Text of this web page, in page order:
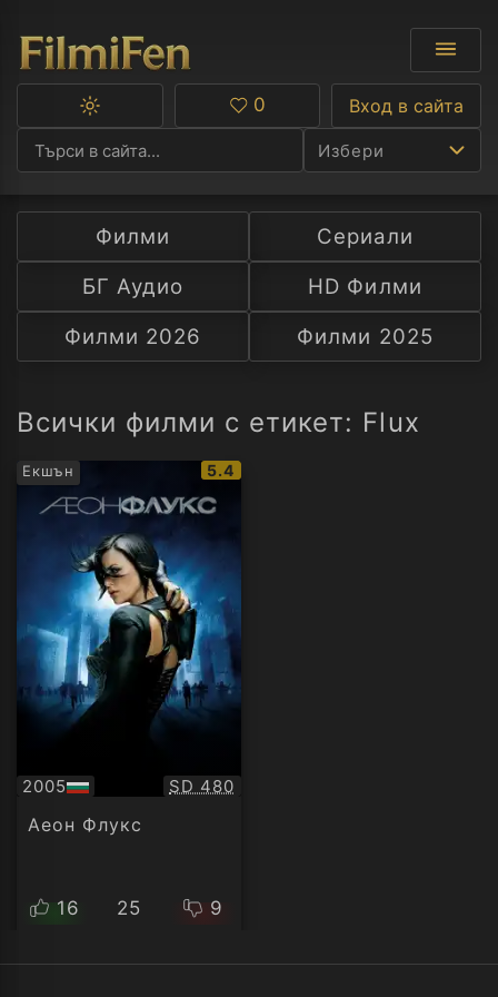
Избери
Ф
С
А
Превключване
тъмна
тема
Любими
0 Вход в сайта
Филми
Сериали
БГ Аудио
HD Филми
Филми 2026
Филми 2025
Всички филми с етикет: Flux
Екшън
IMDb
5.4
2005
БГ
аудио
Качество:
SD 480
Аеон Флукс
16 25 9